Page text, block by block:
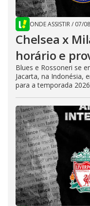
ONDE ASSISTIR/ 07/
Chelsea x
horário e
Blues e Rossoneri se
Jacarta, na Indonésia,
para a temporada